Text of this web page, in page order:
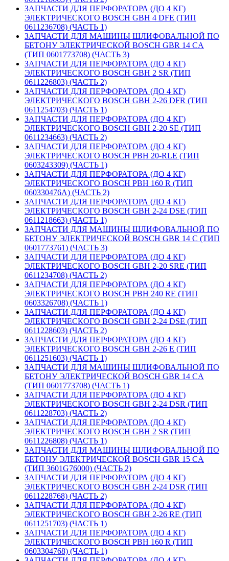
ЗАПЧАСТИ ДЛЯ ПЕРФОРАТОРА (ДО 4 КГ)
ЭЛЕКТРИЧЕСКОГО BOSCH GBH 4 DFE (ТИП
0611236708) (ЧАСТЬ 1)
ЗАПЧАСТИ ДЛЯ МАШИНЫ ШЛИФОВАЛЬНОЙ ПО
БЕТОНУ ЭЛЕКТРИЧЕСКОЙ BOSCH GBR 14 CA
(ТИП 0601773708) (ЧАСТЬ 3)
ЗАПЧАСТИ ДЛЯ ПЕРФОРАТОРА (ДО 4 КГ)
ЭЛЕКТРИЧЕСКОГО BOSCH GBH 2 SR (ТИП
0611226803) (ЧАСТЬ 2)
ЗАПЧАСТИ ДЛЯ ПЕРФОРАТОРА (ДО 4 КГ)
ЭЛЕКТРИЧЕСКОГО BOSCH GBH 2-26 DFR (ТИП
0611254703) (ЧАСТЬ 1)
ЗАПЧАСТИ ДЛЯ ПЕРФОРАТОРА (ДО 4 КГ)
ЭЛЕКТРИЧЕСКОГО BOSCH GBH 2-20 SE (ТИП
0611234663) (ЧАСТЬ 2)
ЗАПЧАСТИ ДЛЯ ПЕРФОРАТОРА (ДО 4 КГ)
ЭЛЕКТРИЧЕСКОГО BOSCH PBH 20-RLE (ТИП
0603243309) (ЧАСТЬ 1)
ЗАПЧАСТИ ДЛЯ ПЕРФОРАТОРА (ДО 4 КГ)
ЭЛЕКТРИЧЕСКОГО BOSCH PBH 160 R (ТИП
060330476A) (ЧАСТЬ 2)
ЗАПЧАСТИ ДЛЯ ПЕРФОРАТОРА (ДО 4 КГ)
ЭЛЕКТРИЧЕСКОГО BOSCH GBH 2-24 DSE (ТИП
0611218663) (ЧАСТЬ 1)
ЗАПЧАСТИ ДЛЯ МАШИНЫ ШЛИФОВАЛЬНОЙ ПО
БЕТОНУ ЭЛЕКТРИЧЕСКОЙ BOSCH GBR 14 C (ТИП
0601773761) (ЧАСТЬ 3)
ЗАПЧАСТИ ДЛЯ ПЕРФОРАТОРА (ДО 4 КГ)
ЭЛЕКТРИЧЕСКОГО BOSCH GBH 2-20 SRE (ТИП
0611234708) (ЧАСТЬ 2)
ЗАПЧАСТИ ДЛЯ ПЕРФОРАТОРА (ДО 4 КГ)
ЭЛЕКТРИЧЕСКОГО BOSCH PBH 240 RE (ТИП
0603326708) (ЧАСТЬ 1)
ЗАПЧАСТИ ДЛЯ ПЕРФОРАТОРА (ДО 4 КГ)
ЭЛЕКТРИЧЕСКОГО BOSCH GBH 2-24 DSE (ТИП
0611228603) (ЧАСТЬ 2)
ЗАПЧАСТИ ДЛЯ ПЕРФОРАТОРА (ДО 4 КГ)
ЭЛЕКТРИЧЕСКОГО BOSCH GBH 2-26 E (ТИП
0611251603) (ЧАСТЬ 1)
ЗАПЧАСТИ ДЛЯ МАШИНЫ ШЛИФОВАЛЬНОЙ ПО
БЕТОНУ ЭЛЕКТРИЧЕСКОЙ BOSCH GBR 14 CA
(ТИП 0601773708) (ЧАСТЬ 1)
ЗАПЧАСТИ ДЛЯ ПЕРФОРАТОРА (ДО 4 КГ)
ЭЛЕКТРИЧЕСКОГО BOSCH GBH 2-24 DSR (ТИП
0611228703) (ЧАСТЬ 2)
ЗАПЧАСТИ ДЛЯ ПЕРФОРАТОРА (ДО 4 КГ)
ЭЛЕКТРИЧЕСКОГО BOSCH GBH 2 SR (ТИП
0611226808) (ЧАСТЬ 1)
ЗАПЧАСТИ ДЛЯ МАШИНЫ ШЛИФОВАЛЬНОЙ ПО
БЕТОНУ ЭЛЕКТРИЧЕСКОЙ BOSCH GBR 15 CA
(ТИП 3601G76000) (ЧАСТЬ 2)
ЗАПЧАСТИ ДЛЯ ПЕРФОРАТОРА (ДО 4 КГ)
ЭЛЕКТРИЧЕСКОГО BOSCH GBH 2-24 DSR (ТИП
0611228768) (ЧАСТЬ 2)
ЗАПЧАСТИ ДЛЯ ПЕРФОРАТОРА (ДО 4 КГ)
ЭЛЕКТРИЧЕСКОГО BOSCH GBH 2-26 RE (ТИП
0611251703) (ЧАСТЬ 1)
ЗАПЧАСТИ ДЛЯ ПЕРФОРАТОРА (ДО 4 КГ)
ЭЛЕКТРИЧЕСКОГО BOSCH PBH 160 R (ТИП
0603304768) (ЧАСТЬ 1)